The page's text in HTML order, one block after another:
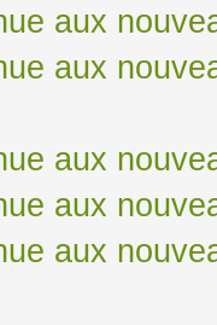
aux
aux
aux
aux
aux